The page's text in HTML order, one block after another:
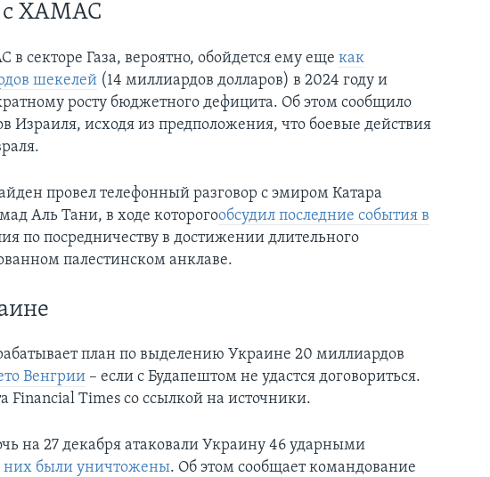
с ХАМАС
секторе Газа, вероятно, обойдется ему ещекак
шекелей (14 миллиардов долларов) в 2024 году и
росту бюджетного дефицита. Об этом сообщило
Израиля, исходя из предположения, что боевые действия
провел телефонный разговор с эмиром Катара
Аль Тани, в ходе которогообсудил последние события в
по посредничеству в достижении длительного
палестинском анклаве.
план по выделению Украине 20 миллиардов
Венгрии – если с Будапештом не удастся договориться.
Financial Times со ссылкой на источники.
на 27 декабря атаковали Украину 46 ударными
них были уничтожены. Об этом сообщает командование